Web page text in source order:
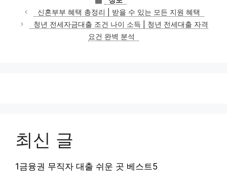
테
고
리
신혼부부 혜택 총정리 | 받을 수 있는 모든 지원 혜택
청년 전세자금대출 조건 나이 소득 | 청년 전세대출 자격
요건 완벽 분석
최신 글
1금융권 무직자 대출 쉬운 곳 베스트5